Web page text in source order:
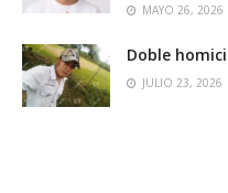
MAYO 26, 2026
Doble
JULIO 23, 2026